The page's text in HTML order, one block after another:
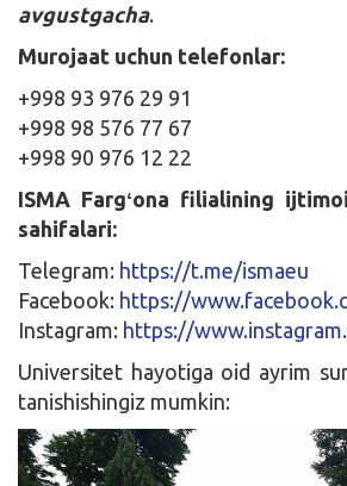
avgustgacha.
Murojaat uchun telefonlar:
+998 93 976 29 91
+998 98 576 77 67
+998 90 976 12 22
ISMA Fargʻona filialining
sahifalari:
Telegram: https://t.me/ismaeu
Facebook: https://
Instagram: https://
Universitet hayotiga oid ayrim
tanishishingiz mumkin: